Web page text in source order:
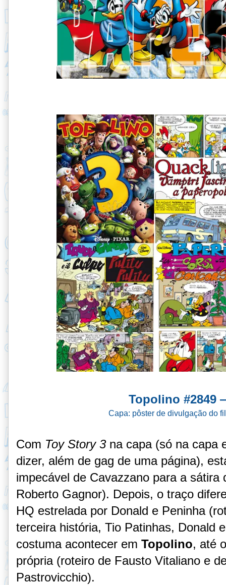
Topolino #2849
Capa: pôster de divulgação do
Com Toy Story 3na capa (só na capa
dizer, além de gag de uma página),
impecável de Cavazzano para a sátira
Roberto Gagnor). Depois, o traço
HQ estrelada por Donald e Peninha
terceira história, Tio Patinhas, Donald
costuma acontecer em Topolino, até
própria (roteiro de Fausto Vitaliano e
Pastrovicchio).